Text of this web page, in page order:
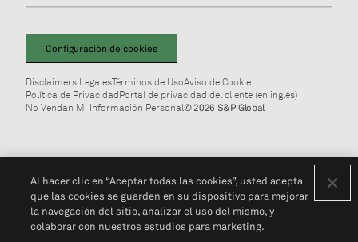
Configuración de cookies
Disclaimers LegalesTérminos de UsoAviso de Cookie
Política de PrivacidadPortal de privacidad del cliente (en inglés)
No Vendan Mi Información Personal© 2026 S&P Global
Al hacer clic en “Aceptar todas las cookies”, usted acepta
que las cookies se guarden en su dispositivo para mejorar
la navegación del sitio, analizar el uso del mismo, y
colaborar con nuestros estudios para marketing.